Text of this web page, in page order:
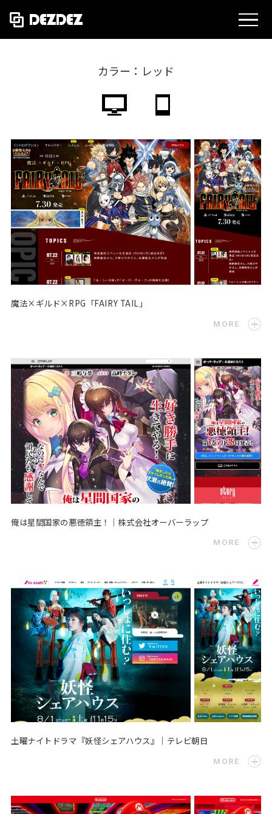
カラー：レッド
魔法×ギルド×RPG「FAIRY TAIL」
MORE
俺は星間国家の悪徳領主！｜株式会社オーバーラップ
MORE
土曜ナイトドラマ『妖怪シェアハウス』｜テレビ朝日
MORE